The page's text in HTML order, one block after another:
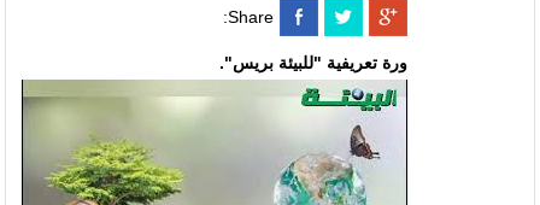
Share:
ورة تعريفية "للبيئة بريس".